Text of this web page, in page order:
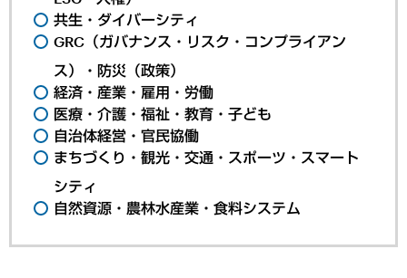
共生・ダイバーシティ
GRC（ガバナンス・リスク・コンプライアン
ス）・防災（政策）
経済・産業・雇用・労働
医療・介護・福祉・教育・子ども
自治体経営・官民協働
まちづくり・観光・交通・スポーツ・スマート
シティ
自然資源・農林水産業・食料システム